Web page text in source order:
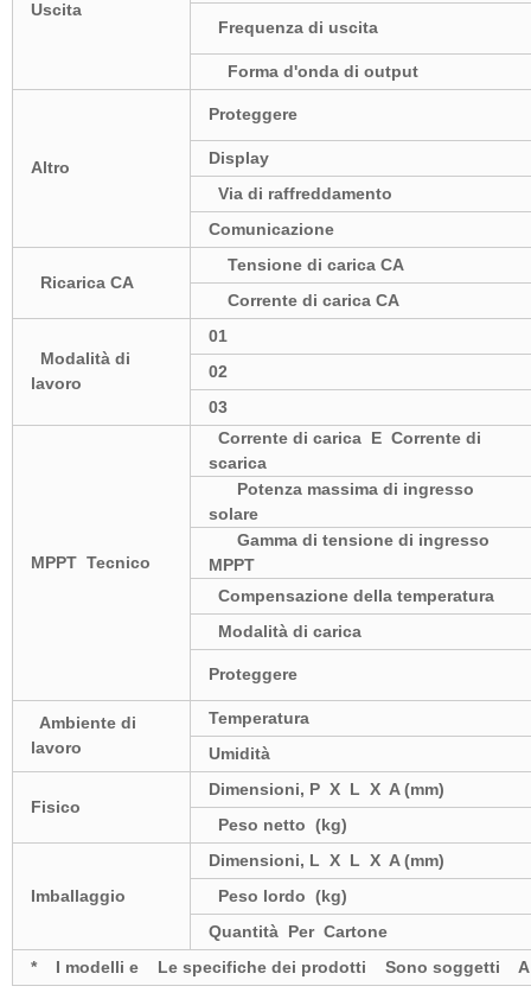
Uscita
Frequenza di uscita
Forma d'onda di output
Altro
Proteggere
Display
Via di raffreddamento
Comunicazione
Ricarica CA
Tensione di carica CA
Corrente di carica CA
Modalità di
lavoro
01
02
03
MPPT Tecnico
Corrente di carica E Corrente di
scarica
Potenza massima di ingresso
solare
Gamma di tensione di ingresso
MPPT
Compensazione della temperatura
Modalità di carica
Proteggere
Ambiente di
lavoro
Temperatura
Umidità
Fisico
Dimensioni, P X L X A (mm)
Peso netto (kg)
Imballaggio
Dimensioni, L X L X A (mm)
Peso lordo (kg)
Quantità Per Cartone
* I modelli e Le specifiche dei prodotti Sono soggetti A